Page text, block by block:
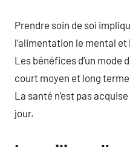
Prendre soin de soi
l’alimentation le mental
Les bénéfices d’un mode
court moyen et long
La santé n’est pas
jour.